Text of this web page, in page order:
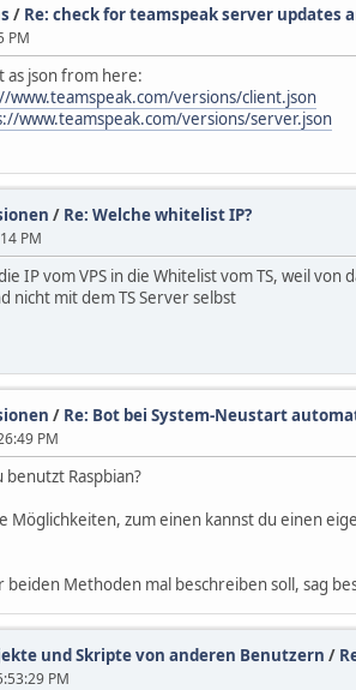
/ Re: check for teamspeak server updates
PM
as json from here:
www.teamspeak.com/versions/client.json
www.teamspeak.com/versions/server.json
/ Re: Welche whitelist IP?
PM
IP vom VPS in die Whitelist vom TS, weil
nicht mit dem TS Server selbst
/ Re: Bot bei System-Neustart
PM
Raspbian?
Möglichkeiten, zum einen kannst du einen
beiden Methoden mal beschreiben soll, sag
und Skripte von anderen Benutzern /
PM